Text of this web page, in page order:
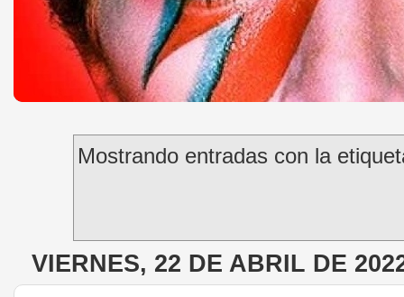
Mostrando entradas con la
VIERNES, 22 DE ABRIL DE